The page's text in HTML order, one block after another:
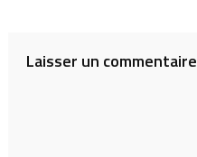
Laisser un commentaire